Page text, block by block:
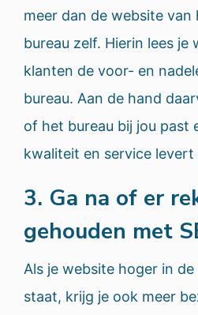
meer dan de website van
bureau zelf. Hierin lees je
klanten de voor- en
bureau. Aan de hand
of het bureau bij jou past
kwaliteit en service
3. Ga na of er
gehouden met
Als je website hoger in
staat, krijg je ook meer